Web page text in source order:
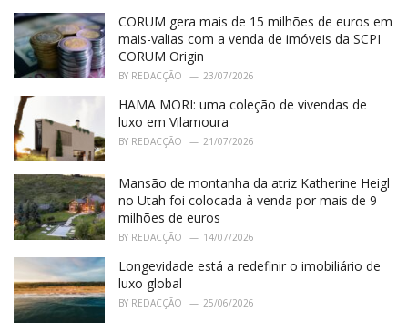
CORUM gera mais de 15 milhões de euros em
mais-valias com a venda de imóveis da SCPI
CORUM Origin
BY REDACÇÃO 23/07/2026
HAMA MORI: uma coleção de vivendas de
luxo em Vilamoura
BY REDACÇÃO 21/07/2026
Mansão de montanha da atriz Katherine Heigl
no Utah foi colocada à venda por mais de 9
milhões de euros
BY REDACÇÃO 14/07/2026
Longevidade está a redefinir o imobiliário de
luxo global
BY REDACÇÃO 25/06/2026